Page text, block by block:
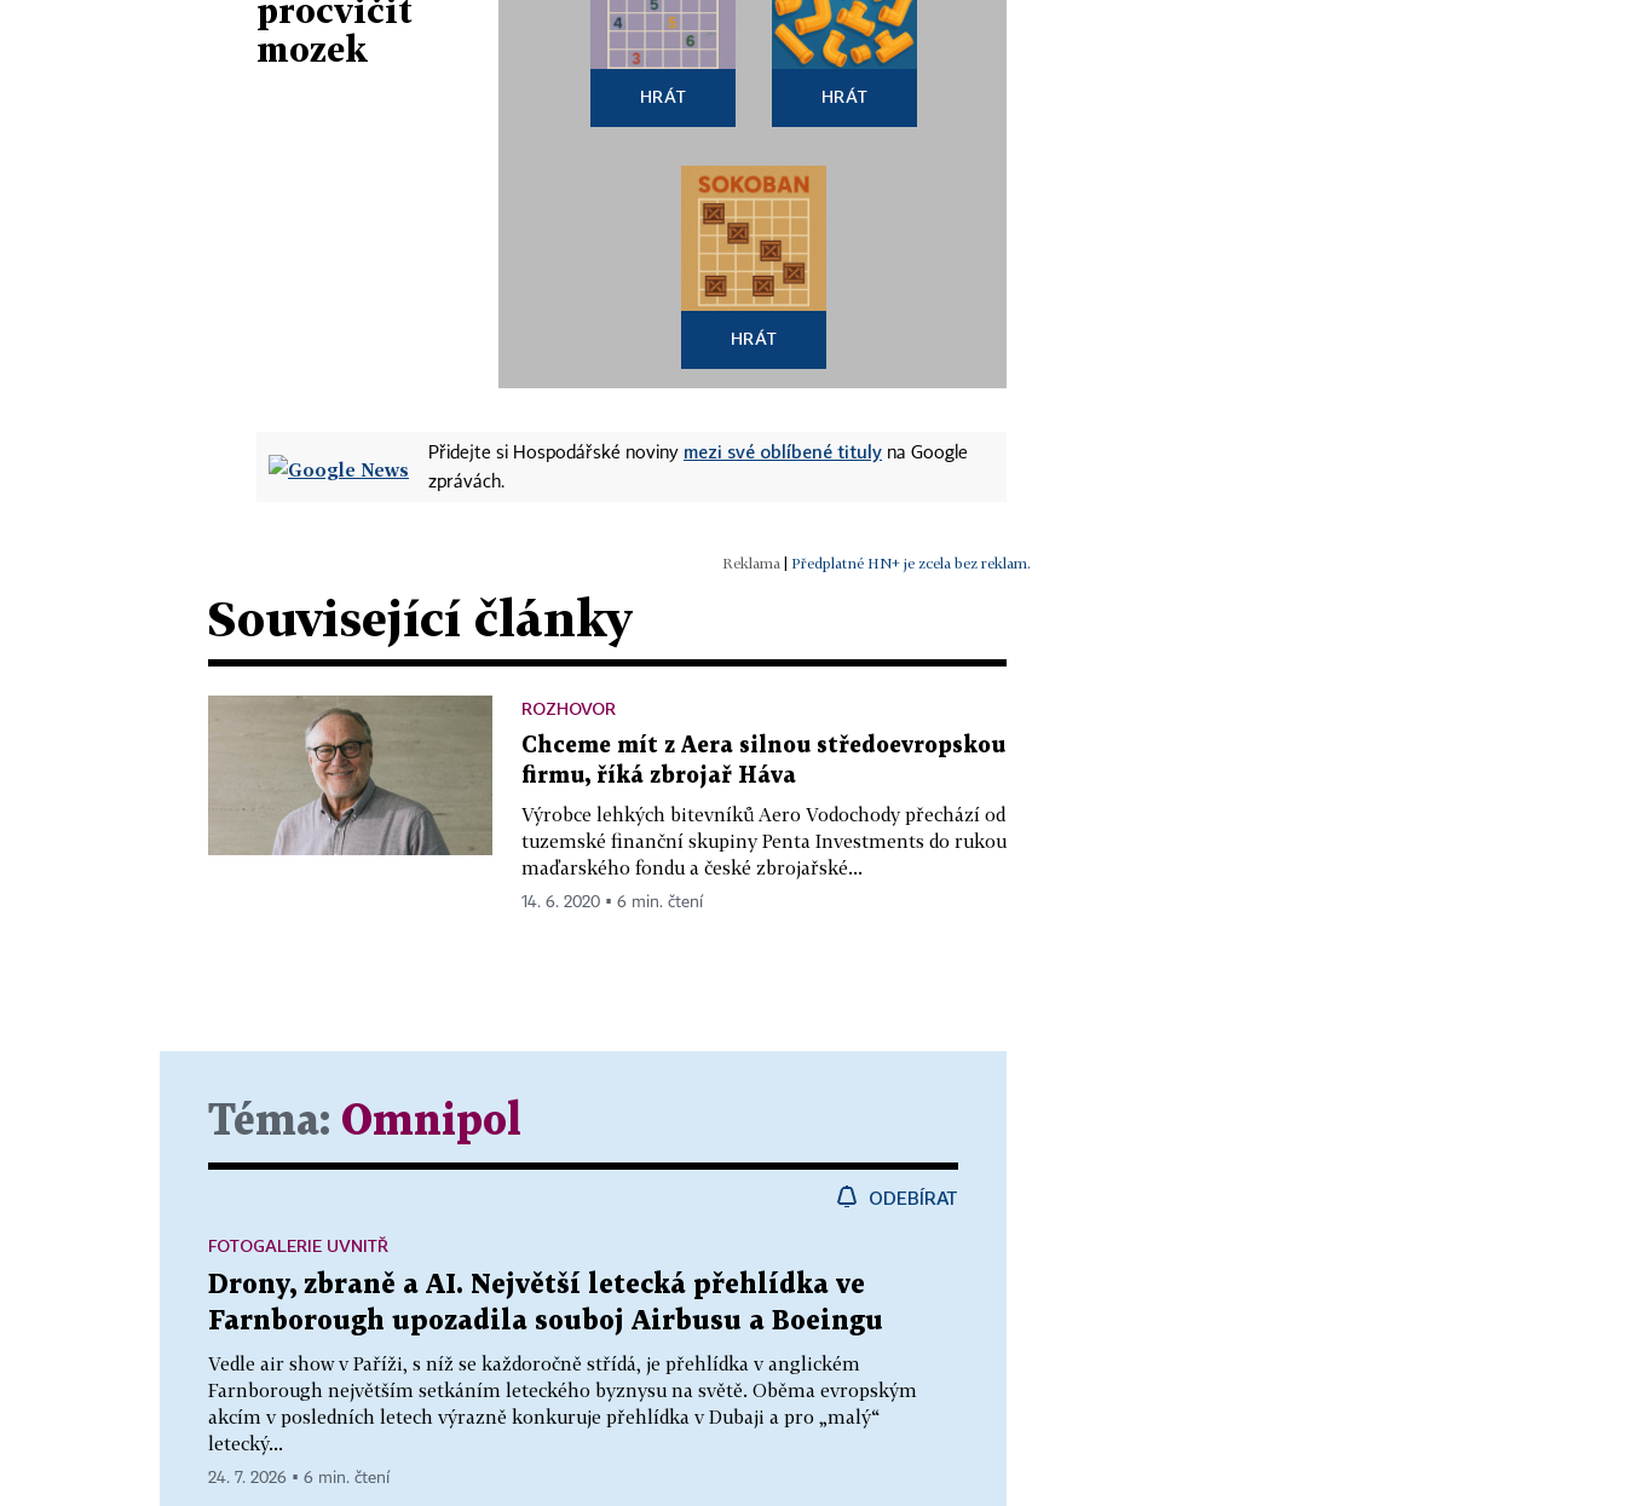
procvičit
mozek
HRÁT HRÁT
HRÁT
Přidejte si Hospodářské noviny mezi své oblíbené tituly na Google
zprávách.
| Předplatné HN+ je zcela bez reklam.
Související články
ROZHOVOR
Chceme mít z Aera silnou středoevropskou
firmu, říká zbrojař Háva
Výrobce lehkých bitevníků Aero Vodochody přechází od
tuzemské finanční skupiny Penta Investments do rukou
maďarského fondu a české zbrojařské...
14. 6. 2020 ▪ 6 min. čtení
Téma: Omnipol
ODEBÍRAT
Drony, zbraně a AI. Největší letecká přehlídka ve
Farnborough upozadila souboj Airbusu a Boeingu
Vedle air show v Paříži, s níž se každoročně střídá, je přehlídka v anglickém
Farnborough největším setkáním leteckého byznysu na světě. Oběma evropským
akcím v posledních letech výrazně konkuruje přehlídka v Dubaji a pro „malý“
letecký...
FOTOGALERIE UVNITŘ
24. 7. 2026 ▪ 6 min. čtení